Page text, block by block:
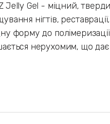
Jelly Gel - міцний,
нігтів,
форму до
нерухомим, що дає